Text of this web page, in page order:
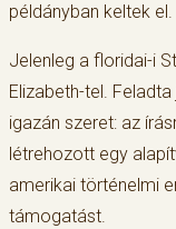
példányban keltek el.
Jelenleg a floridai-i
Elizabeth-tel.
igazán szeret: az
létrehozott egy
amerikai történelmi
támogatást.